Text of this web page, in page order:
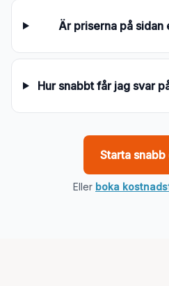
Är priserna på sidan
Hur snabbt får jag svar
Starta
Eller boka